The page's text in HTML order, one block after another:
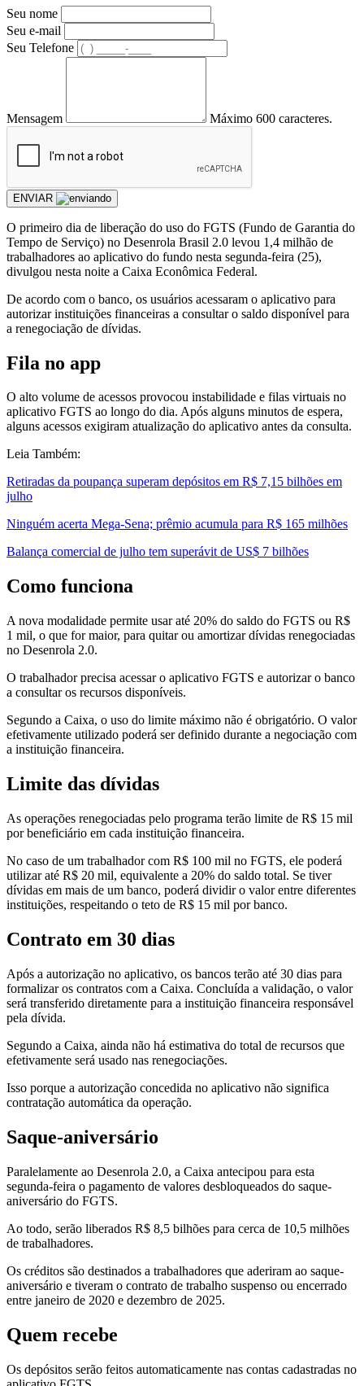
Seu nome
Seu e-mail
Seu Telefone
Mensagem Máximo 600 caracteres.
ENVIAR
O primeiro dia de liberação do uso do FGTS (Fundo de Garantia do
Tempo de Serviço) no Desenrola Brasil 2.0 levou 1,4 milhão de
trabalhadores ao aplicativo do fundo nesta segunda-feira (25),
divulgou nesta noite a Caixa Econômica Federal.
De acordo com o banco, os usuários acessaram o aplicativo para
autorizar instituições financeiras a consultar o saldo disponível para
a renegociação de dívidas.
Fila no app
O alto volume de acessos provocou instabilidade e filas virtuais no
aplicativo FGTS ao longo do dia. Após alguns minutos de espera,
alguns acessos exigiram atualização do aplicativo antes da consulta.
Leia Também:
Retiradas da poupança superam depósitos em R$ 7,15 bilhões em
julho
Ninguém acerta Mega-Sena; prêmio acumula para R$ 165 milhões
Balança comercial de julho tem superávit de US$ 7 bilhões
Como funciona
A nova modalidade permite usar até 20% do saldo do FGTS ou R$
1 mil, o que for maior, para quitar ou amortizar dívidas renegociadas
no Desenrola 2.0.
O trabalhador precisa acessar o aplicativo FGTS e autorizar o banco
a consultar os recursos disponíveis.
Segundo a Caixa, o uso do limite máximo não é obrigatório. O valor
efetivamente utilizado poderá ser definido durante a negociação com
a instituição financeira.
Limite das dívidas
As operações renegociadas pelo programa terão limite de R$ 15 mil
por beneficiário em cada instituição financeira.
No caso de um trabalhador com R$ 100 mil no FGTS, ele poderá
utilizar até R$ 20 mil, equivalente a 20% do saldo total. Se tiver
dívidas em mais de um banco, poderá dividir o valor entre diferentes
instituições, respeitando o teto de R$ 15 mil por banco.
Contrato em 30 dias
Após a autorização no aplicativo, os bancos terão até 30 dias para
formalizar os contratos com a Caixa. Concluída a validação, o valor
será transferido diretamente para a instituição financeira responsável
pela dívida.
Segundo a Caixa, ainda não há estimativa do total de recursos que
efetivamente será usado nas renegociações.
Isso porque a autorização concedida no aplicativo não significa
contratação automática da operação.
Saque-aniversário
Paralelamente ao Desenrola 2.0, a Caixa antecipou para esta
segunda-feira o pagamento de valores desbloqueados do saque-
aniversário do FGTS.
Ao todo, serão liberados R$ 8,5 bilhões para cerca de 10,5 milhões
de trabalhadores.
Os créditos são destinados a trabalhadores que aderiram ao saque-
aniversário e tiveram o contrato de trabalho suspenso ou encerrado
entre janeiro de 2020 e dezembro de 2025.
Quem recebe
Os depósitos serão feitos automaticamente nas contas cadastradas no